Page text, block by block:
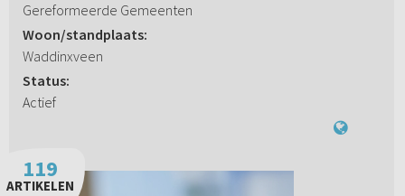
Gereformeerde Gemeenten
Woon/standplaats:
Waddinxveen
Status:
Actief
119
ARTIKELEN